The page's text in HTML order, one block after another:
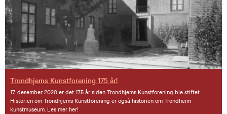
Trondhjems Kunstforening 175 år!
17. desember 2020 er det 175 år siden Trondhjems Kunstforening ble stiftet.
Historien om Trondhjems Kunstforening er også historien om Trondheim
kunstmuseum. Les mer her!